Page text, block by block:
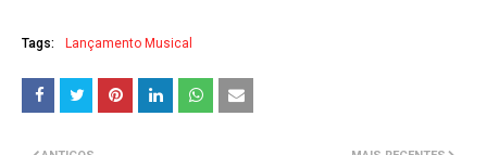
Tags: Lançamento Musical